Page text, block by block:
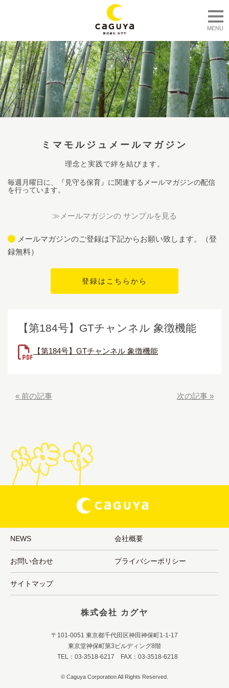
MENU
ミマモルジュメールマガジン
理念と実践で絆を結びます。
毎週月曜日に、『見守る保育』に関連するメールマガジンの配信
を行っています。
≫メールマガジンの サンプルを見る
メールマガジンのご登録は下記からお願い致します。（登
録無料）
【第184号】GTチャンネル 象徴機能
【第184号】GTチャンネル 象徴機能
« 前の記事 次の記事 »
NEWS 会社概要
お問い合わせ プライバシーポリシー
サイトマップ
株式会社 カグヤ
〒101-0051 東京都千代田区神田神保町1-1-17
東京堂神保町第3ビルディング8階
TEL：03-3518-6217 FAX：03-3518-6218
© Caguya Corporation All Rights Reserved.